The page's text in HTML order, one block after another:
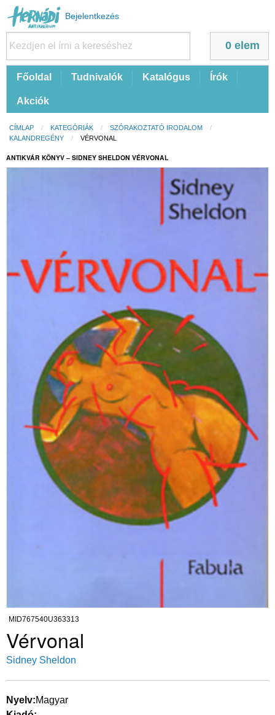
Felhasználói
fiók
menüje
Bejelentkezés
0 elem
FőFőoldal Tudnivalók Katalógus Írók
Akciók
Morzsa
CÍMLAP KATEGÓRIÁK
SZÓRAKOZTATÓ IRODALOM
KALANDREGÉNY
CURRENT:
VÉRVONAL
ANTIKVÁR KÖNYV – SIDNEY SHELDON VÉRVONAL
MID767540U363313
Vérvonal
Sidney Sheldon
Nyelv Magyar